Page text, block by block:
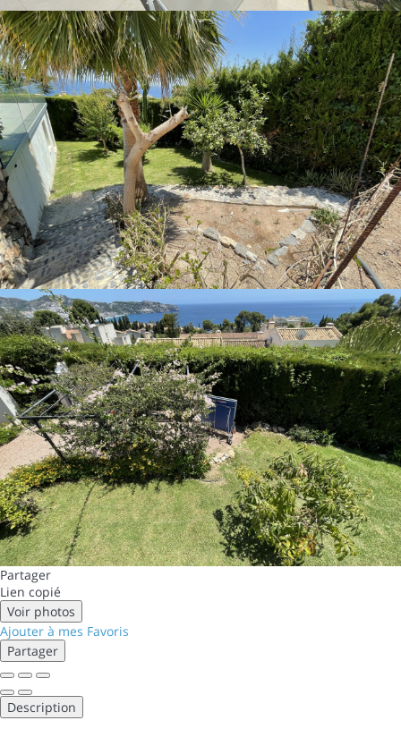
Partager
Lien copié
Voir photos
Ajouter à mes Favoris
Partager
Description